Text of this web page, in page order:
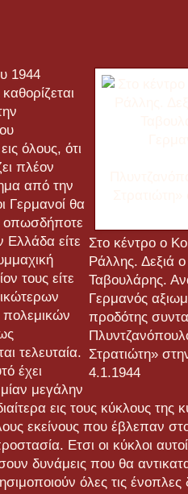
Στο κέντρο ο
Ράλλης. Δεξιά
Ταβουλάρης.
Γερμανός
προδότης
Στρατιώτη»
4.1.1944
1944
όλους, ότι
πλέον
από την
Γερμανοί θα
οπωσδήποτε
Ελλάδα είτε
τους είτε
πολεμικών
τελευταία.
έχει
μεγάλην
εις τους κύκλους
εκείνους που έβλεπαν
Ετσι οι κύκλοι
δυνάμεις που θα
όλες τις ένοπλες